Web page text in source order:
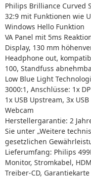
Philips Brilliance Curved
32:9 mit Funktionen wie
Windows Hello Funktion
VA Panel mit 5ms
Display, 130 mm
Headphone out,
100, Standfuss
Low Blue Light
3000:1, Anschlüsse: 1x
1x USB Upstream, 3x
Webcam
Herstellergarantie: 2
Sie unter „Weitere
gesetzlichen
Lieferumfang: Philips
Monitor, Stromkabel,
Treiber-CD, Garantiekarte